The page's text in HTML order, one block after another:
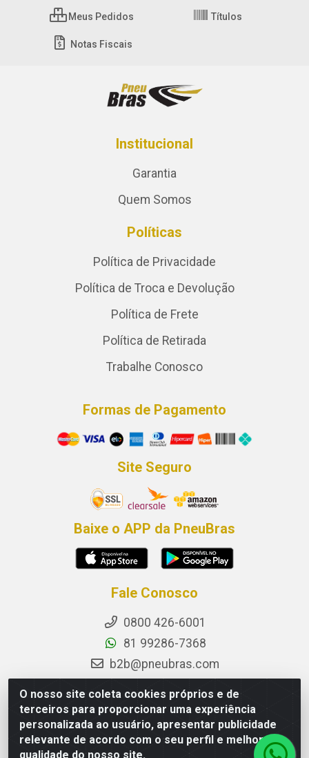
O nosso site coleta cookies próprios e de
terceiros para proporcionar uma experiência
personalizada ao usuário, apresentar publicidade
relevante de acordo com o seu perfil e melhorar a
qualidade do nosso site.
Meus Pedidos Títulos
Notas Fiscais
Institucional
Garantia
Quem Somos
Políticas
Política de Privacidade
Política de Troca e Devolução
Política de Frete
Política de Retirada
Trabalhe Conosco
Formas de Pagamento
Site Seguro
Baixe o APP da PneuBras
Fale Conosco
0800 426-6001
81 99286-7368
b2b@pneubras.com
Instagram
Facebook
Privacidade e Dados (DPO):